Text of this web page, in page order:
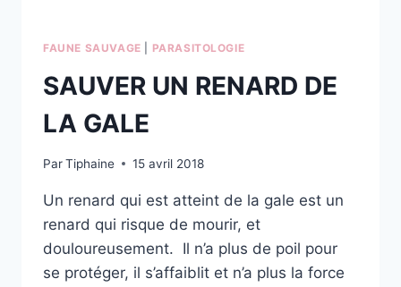
FAUNE SAUVAGE PARASITOLOGIE
SAUVER UN RENARD DE
LA GALE
ParTiphaine 15 avril 2018
Un renard qui est atteint de la gale est un
renard qui risque de mourir, et
douloureusement. Il n’a plus de poil pour
se protéger, il s’affaiblit et n’a plus la force